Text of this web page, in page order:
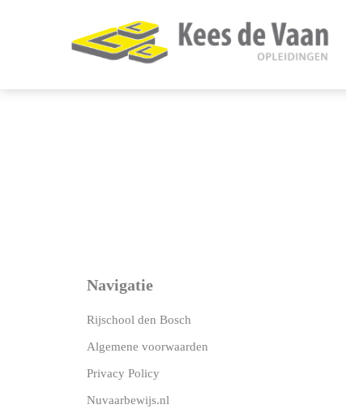
Navigatie
Rijschool den Bosch
Algemene voorwaarden
Privacy Policy
Nuvaarbewijs.nl